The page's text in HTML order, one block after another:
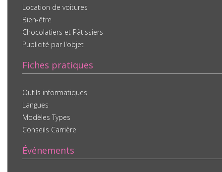
Location de voitures
Bien-être
Chocolatiers et Pâtissiers
Publicité par l'objet
Fiches pratiques
Outils informatiques
Langues
Modèles Types
Conseils Carrière
Événements